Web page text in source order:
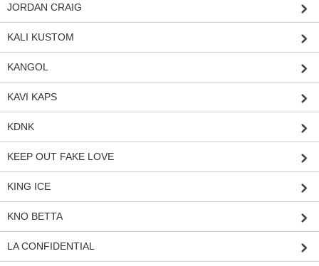
JORDAN CRAIG
KALI KUSTOM
KANGOL
KAVI KAPS
KDNK
KEEP OUT FAKE LOVE
KING ICE
KNO BETTA
LA CONFIDENTIAL